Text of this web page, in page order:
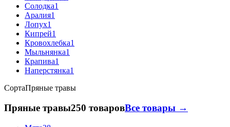
Солодка1
Аралия1
Лопух1
Кипрей1
Кровохлебка1
Мыльнянка1
Крапива1
Наперстянка1
СортаПряные травы
Пряные травы250 товаровВсе товары →